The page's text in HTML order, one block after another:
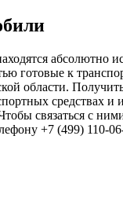
абсолютно
готовые к
области.
средствах и
связаться с
+7 (499) 110-